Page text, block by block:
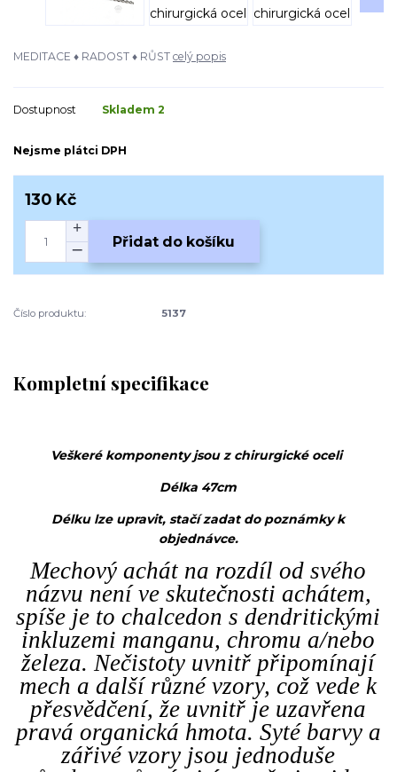
MEDITACE ♦ RADOST ♦ RŮST celý popis
Dostupnost Skladem 2
Nejsme plátci DPH
130 Kč
Přidat do košíku
Číslo produktu: 5137
Kompletní specifikace
Veškeré komponenty jsou z chirurgické oceli
Délka 47cm
Délku lze upravit, stačí zadat do poznámky k
objednávce.
Mechový achát na rozdíl od svého
názvu není ve skutečnosti achátem,
spíše je to chalcedon s dendritickými
inkluzemi manganu, chromu a/nebo
železa. Nečistoty uvnitř připomínají
mech a další různé vzory, což vede k
přesvědčení, že uvnitř je uzavřena
pravá organická hmota. Syté barvy a
zářivé vzory jsou jednoduše